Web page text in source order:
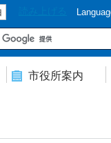
各支所・その他
市役所案内